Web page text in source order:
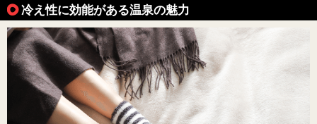
冷え性に効能がある温泉の魅力